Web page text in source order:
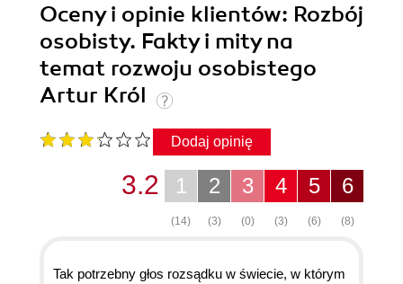
Oceny i opinie klientów: Rozbój
osobisty. Fakty i mity na
temat rozwoju osobistego
Artur Król
Dodaj opinię
6
(8)
5
(6)
4
(3)
3
(0)
2
(3)
1
(14)
3.2
Tak potrzebny głos rozsądku w świecie, w którym